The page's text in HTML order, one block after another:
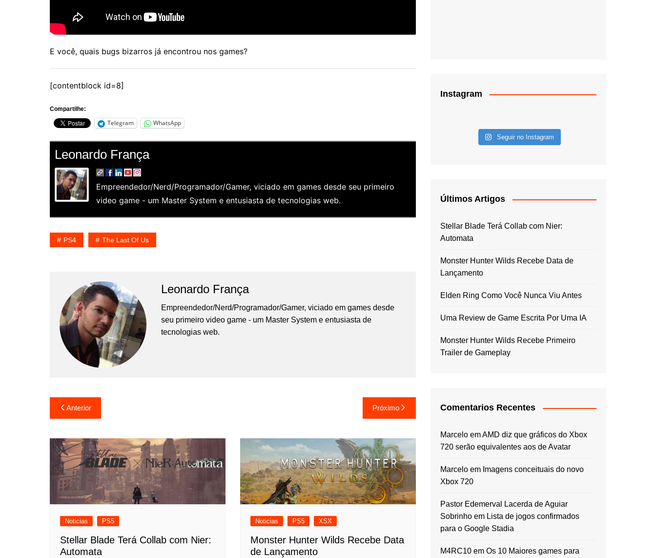
E você, quais bugs bizarros já encontrou nos games?
[contentblock id=8]
Compartilhe:
Telegram WhatsApp
Leonardo França
Empreendedor/Nerd/Programador/Gamer, viciado em games desde seu primeiro
video game - um Master System e entusiasta de tecnologias web.
PS4 The Last Of Us
Leonardo França
Empreendedor/Nerd/Programador/Gamer, viciado em games desde
seu primeiro video game - um Master System e entusiasta de
tecnologias web.
Navegação
de
Post
Anterior Próximo
Noticias PS5
Stellar Blade Terá Collab com Nier:
Automata
Noticias PS5 XSX
Monster Hunter Wilds Recebe Data
de Lançamento
Instagram
Seguir no Instagram
Últimos Artigos
Stellar Blade Terá Collab com Nier:
Automata
Monster Hunter Wilds Recebe Data de
Lançamento
Elden Ring Como Você Nunca Viu Antes
Uma Review de Game Escrita Por Uma IA
Monster Hunter Wilds Recebe Primeiro
Trailer de Gameplay
Comentarios Recentes
Marcelo emAMD diz que gráficos do Xbox
720 serão equivalentes aos de Avatar
Marcelo em Imagens conceituais do novo
Xbox 720
Pastor Edemerval Lacerda de Aguiar
Sobrinho em Lista de jogos confirmados
para o Google Stadia
M4RC10 em Os 10 Maiores games para